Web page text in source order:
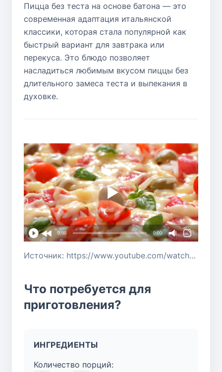
Пицца без теста на основе батона — это
современная адаптация итальянской
классики, которая стала популярной как
быстрый вариант для завтрака или
перекуса. Это блюдо позволяет
насладиться любимым вкусом пиццы без
длительного замеса теста и выпекания в
духовке.
0:00 0:00
Источник: https://www.youtube.com/watch?v=JB0BeBiQHyM
Что потребуется для
приготовления?
ИНГРЕДИЕНТЫ
Количество порций: